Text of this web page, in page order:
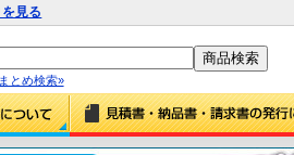
見る
とめ検索»